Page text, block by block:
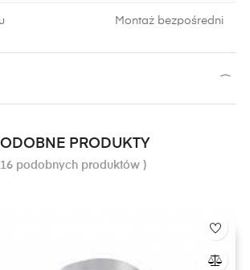
Montaż bezpośredni
PRODUKTY
podobnych produktów )